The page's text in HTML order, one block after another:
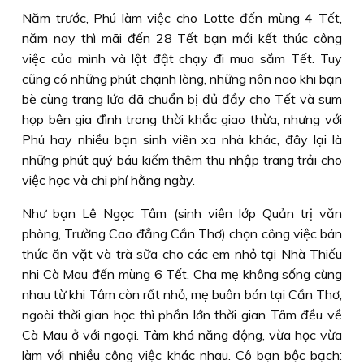
Năm trước, Phú làm việc cho Lotte đến mùng 4 Tết,
năm nay thì mãi đến 28 Tết bạn mới kết thúc công
việc của mình và lật đật chạy đi mua sắm Tết. Tuy
cũng có những phút chạnh lòng, những nôn nao khi bạn
bè cùng trang lứa đã chuẩn bị đủ đầy cho Tết và sum
họp bên gia đình trong thời khắc giao thừa, nhưng với
Phú hay nhiều bạn sinh viên xa nhà khác, đây lại là
những phút quý báu kiếm thêm thu nhập trang trải cho
việc học và chi phí hằng ngày.
Như bạn Lê Ngọc Tâm (sinh viên lớp Quản trị văn
phòng, Trường Cao đẳng Cần Thơ) chọn công việc bán
thức ăn vặt và trà sữa cho các em nhỏ tại Nhà Thiếu
nhi Cà Mau đến mùng 6 Tết. Cha mẹ không sống cùng
nhau từ khi Tâm còn rất nhỏ, mẹ buôn bán tại Cần Thơ,
ngoài thời gian học thì phần lớn thời gian Tâm đều về
Cà Mau ở với ngoại. Tâm khá năng động, vừa học vừa
làm với nhiều công việc khác nhau. Cô bạn bộc bạch: